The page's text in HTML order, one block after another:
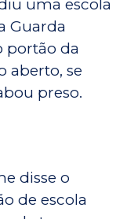
uma escola
Guarda
portão da
aberto, se
preso.
disse o
de escola